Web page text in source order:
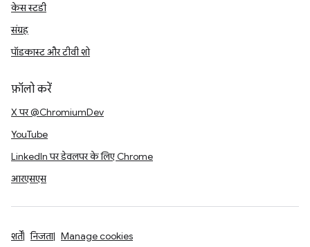
केस स्टडी
संग्रह
पॉडकास्ट और टीवी शो
फ़ॉलो करें
X पर @ChromiumDev
YouTube
LinkedIn पर डेवलपर के लिए Chrome
आरएसएस
शर्तें निजता Manage cookies